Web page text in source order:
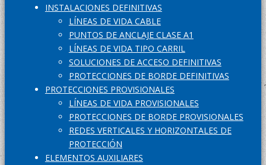
INSTALACIONES DEFINITIVAS
LÍNEAS DE VIDA CABLE
PUNTOS DE ANCLAJE CLASE A1
LÍNEAS DE VIDA TIPO CARRIL
SOLUCIONES DE ACCESO DEFINITIVAS
PROTECCIONES DE BORDE DEFINITIVAS
PROTECCIONES PROVISIONALES
LÍNEAS DE VIDA PROVISIONALES
PROTECCIONES DE BORDE PROVISIONALES
REDES VERTICALES Y HORIZONTALES DE
PROTECCIÓN
ELEMENTOS AUXILIARES